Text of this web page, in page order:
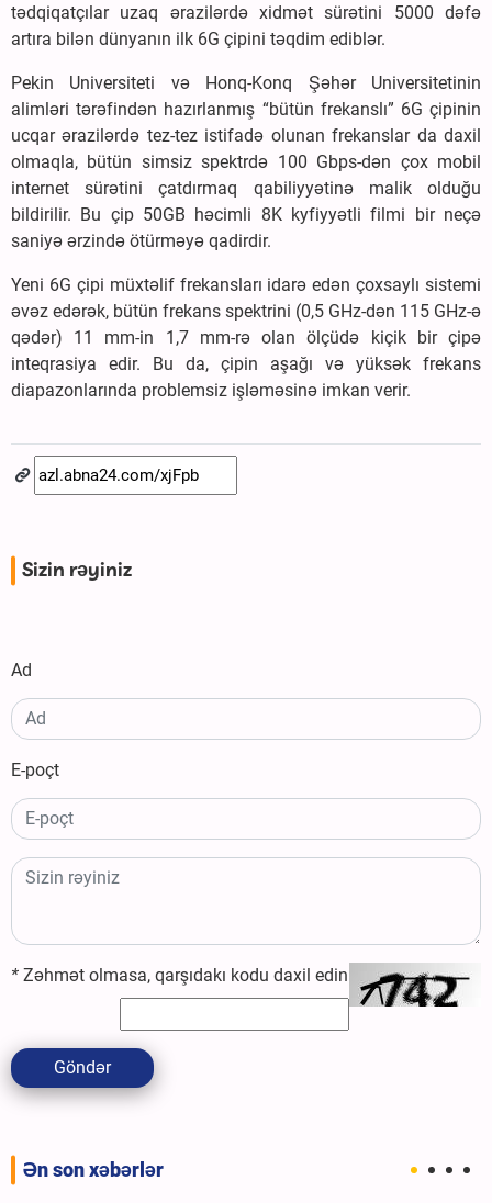
tədqiqatçılar uzaq ərazilərdə xidmət sürətini 5000 dəfə
artıra bilən dünyanın ilk 6G çipini təqdim ediblər.
Pekin Universiteti və Honq-Konq Şəhər Universitetinin
alimləri tərəfindən hazırlanmış “bütün frekanslı” 6G çipinin
ucqar ərazilərdə tez-tez istifadə olunan frekanslar da daxil
olmaqla, bütün simsiz spektrdə 100 Gbps-dən çox mobil
internet sürətini çatdırmaq qabiliyyətinə malik olduğu
bildirilir. Bu çip 50GB həcimli 8K kyfiyyətli filmi bir neçə
saniyə ərzində ötürməyə qadirdir.
Yeni 6G çipi müxtəlif frekansları idarə edən çoxsaylı sistemi
əvəz edərək, bütün frekans spektrini (0,5 GHz-dən 115 GHz-ə
qədər) 11 mm-in 1,7 mm-rə olan ölçüdə kiçik bir çipə
inteqrasiya edir. Bu da, çipin aşağı və yüksək frekans
diapazonlarında problemsiz işləməsinə imkan verir.
Sizin rəyiniz
Ad
E-poçt
* Zəhmət olmasa, qarşıdakı kodu daxil edin
Göndər
Ən son xəbərlər